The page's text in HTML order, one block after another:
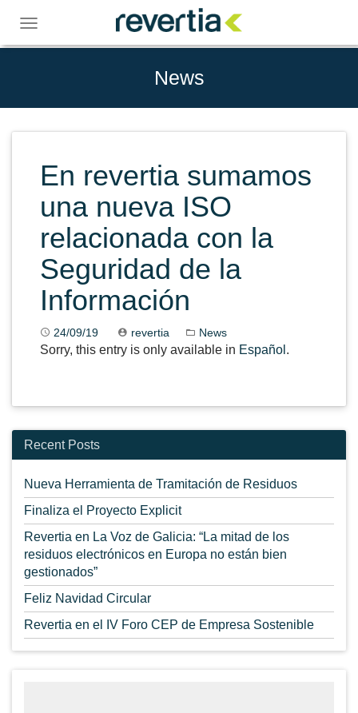
content
Toggle
navigation
News
En revertia sumamos
una nueva ISO
relacionada con la
Seguridad de la
Información
24/09/19 revertia News
Sorry, this entry is only available in Español .
Recent Posts
Nueva Herramienta de Tramitación de Residuos
Finaliza el Proyecto Explicit
Revertia en La Voz de Galicia: “La mitad de los
residuos electrónicos en Europa no están bien
gestionados”
Feliz Navidad Circular
Revertia en el IV Foro CEP de Empresa Sostenible